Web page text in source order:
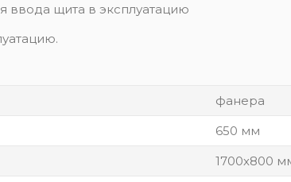
ввода щита в эксплуатацию
фанера
650 мм
1700х800